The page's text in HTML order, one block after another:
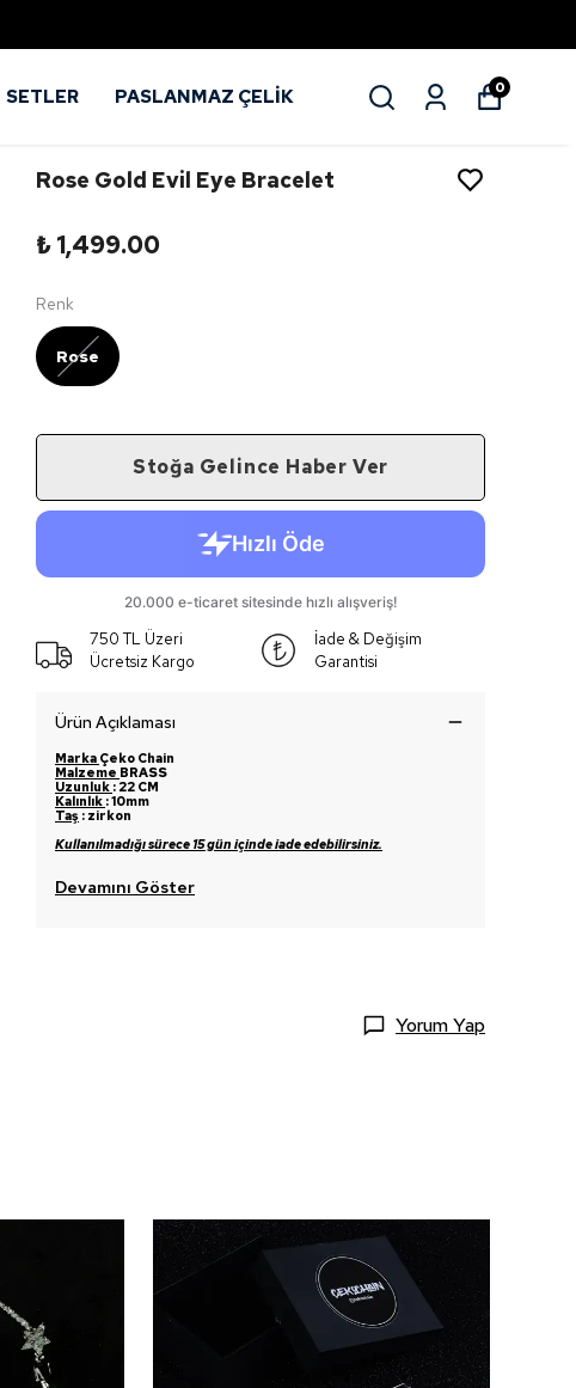
SETLER PASLANMAZ ÇELİK 0
Rose Gold Evil Eye Bracelet
₺ 1,499.00
Renk
Rose
Stoğa Gelince Haber Ver
750 TL Üzeri
Ücretsiz Kargo
İade & Değişim
Garantisi
Ürün Açıklaması
Marka Çeko Chain
Malzeme BRASS
Uzunluk : 22 CM
Kalınlık : 10mm
Taş : zirkon
Kullanılmadığı sürece 15 gün içinde iade edebilirsiniz.
Devamını Göster
Yorum Yap